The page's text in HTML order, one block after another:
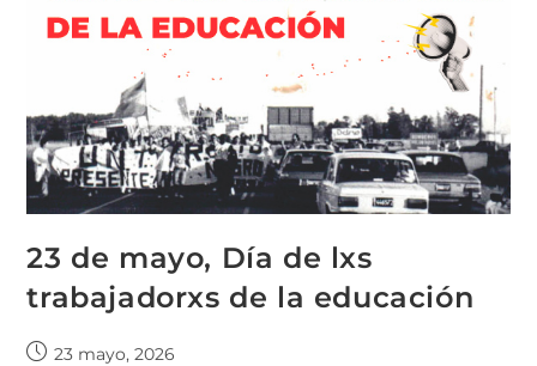
23 de mayo, Día de lxs
trabajadorxs de la educación
23 mayo, 2026